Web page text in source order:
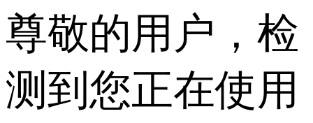
尊敬的用户，检
测到您正在使用